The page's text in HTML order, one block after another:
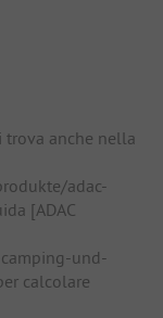
anche nella
adac-
[ADAC
und-
calcolare